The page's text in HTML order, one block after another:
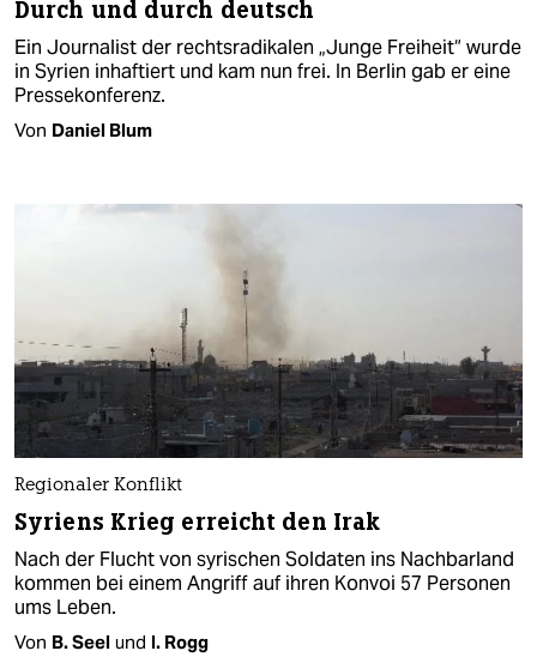
Durch und durch deutsch
Ein Journalist der rechtsradikalen „Junge Freiheit“ wurde
in Syrien inhaftiert und kam nun frei. In Berlin gab er eine
Pressekonferenz.
Von Daniel Blum
Regionaler Konflikt
Syriens Krieg erreicht den Irak
Nach der Flucht von syrischen Soldaten ins Nachbarland
kommen bei einem Angriff auf ihren Konvoi 57 Personen
ums Leben.
Von B. Seel und I. Rogg